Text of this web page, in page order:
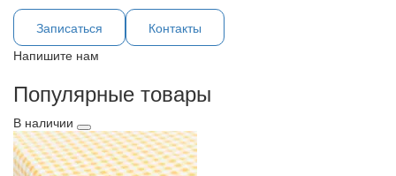
Записаться
Контакты
Напишите нам
Популярные товары
В наличии